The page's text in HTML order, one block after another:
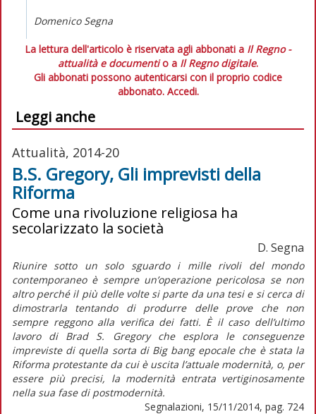
Domenico Segna
La lettura dell'articolo è riservata agli abbonati a Il Regno -
attualità e documentio a Il Regno digitale.
Gli abbonati possono autenticarsi con il proprio codice
abbonato. Accedi.
Leggi anche
Attualità, 2014-20
B.S. Gregory, Gli imprevisti della
Riforma
Come una rivoluzione religiosa ha
secolarizzato la società
D. Segna
Riunire sotto un solo sguardo i mille rivoli del mondo
contemporaneo è sempre un’operazione pericolosa se non
altro perché il più delle volte si parte da una tesi e si cerca di
dimostrarla tentando di produrre delle prove che non
sempre reggono alla verifica dei fatti. È il caso dell’ultimo
lavoro di Brad S. Gregory che esplora le conseguenze
impreviste di quella sorta di Big bang epocale che è stata la
Riforma protestante da cui è uscita l’attuale modernità, o, per
essere più precisi, la modernità entrata vertiginosamente
nella sua fase di postmodernità.
Segnalazioni, 15/11/2014, pag. 724